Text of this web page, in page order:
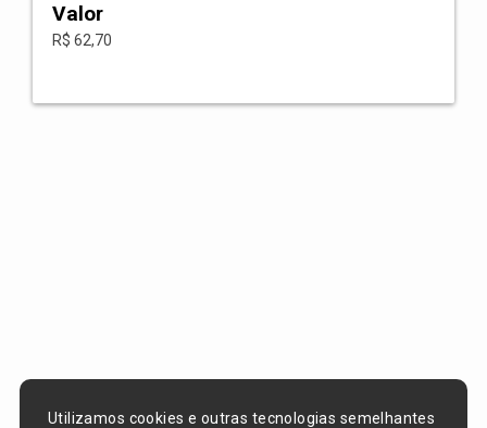
Valor
R$ 62,70
Utilizamos cookies e outras tecnologias semelhantes